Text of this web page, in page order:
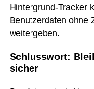
Hintergrund-Tracker
Benutzerdaten ohne
weitergeben.
Schlusswort:
sicher